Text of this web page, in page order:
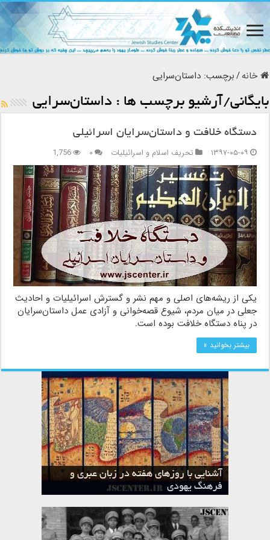
خانه/برچسب:داستان‌سرایی
بایگانی/آرشیو برچسب ها : داستان‌سرایی
دستگاه خلافت و داستان‌سرایان اسرائیلی
۱۳۹۷-۰۵-۰۹
تحریف اسلام و اسرائیلیات ۰ 1,756
یکی از ریشه‌های اصلی و مهم نشر و گسترش اسرائیلیات و احادیث
جعلی در میان مردم، شیوع قصه‌خوانی و آزادی عمل داستان‌سرایان
در پناه دستگاه خلافت بوده است.
بیشتر بخوانید »
آشنایی با روزهای هفته در زبان عبری و
فرهنگ یهودی
ماه نیسان در تقویم عبری و میراث یهود
تقویم عبری
ماه شواط در تقویم عبری و میراث یهود
ماه طوت در تقویم عبری و میراث یهود
ماه حشوان در تقویم عبری و میراث یهود
ماه تیشری در تقویم عبری و میراث یهود
ماه الول در تقویم عبری و میراث یهود